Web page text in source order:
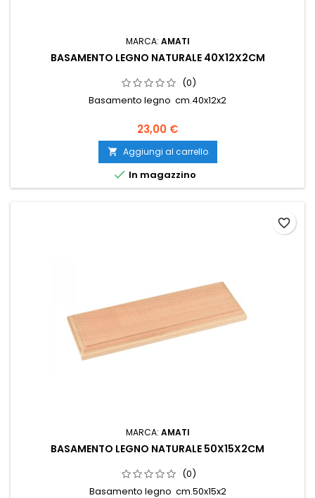
MARCA: AMATI
BASAMENTO LEGNO NATURALE 40X12X2CM
(0)
Basamento legno cm.40x12x2
23,00 €
 Aggiungi al carrello
 In magazzino
MARCA: AMATI
BASAMENTO LEGNO NATURALE 50X15X2CM
(0)
Basamento legno cm.50x15x2
favorite_border